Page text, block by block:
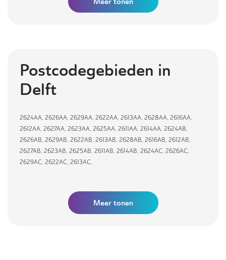
Postcodegebieden in
Delft
2624AA, 2626AA, 2629AA, 2622AA, 2613AA, 2628AA, 2616AA,
2612AA, 2627AA, 2623AA, 2625AA, 2611AA, 2614AA, 2624AB,
2626AB, 2629AB, 2622AB, 2613AB, 2628AB, 2616AB, 2612AB,
2627AB, 2623AB, 2625AB, 2611AB, 2614AB, 2624AC, 2626AC,
2629AC, 2622AC, 2613AC,
Meer tonen